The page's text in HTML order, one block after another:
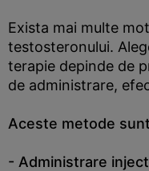
Exista mai multe
testosteronului.
terapie depinde de
de administrare,
Aceste metode
- Administrare